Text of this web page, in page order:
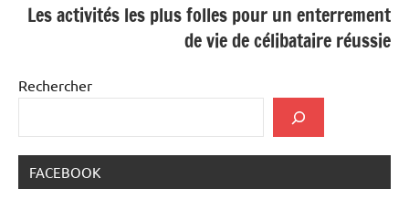
Les activités les plus folles pour un enterrement
de vie de célibataire réussie
Rechercher
FACEBOOK